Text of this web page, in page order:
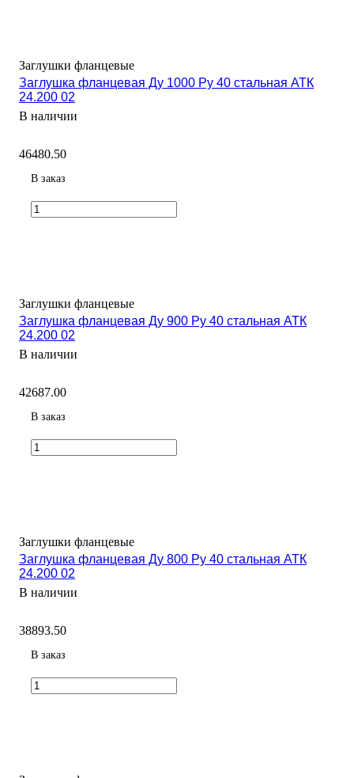
Заглушки фланцевые
Заглушка фланцевая Ду 1000 Ру 40 стальная АТК
24.200 02
В наличии
46480.50
В заказ
Заглушки фланцевые
Заглушка фланцевая Ду 900 Ру 40 стальная АТК
24.200 02
В наличии
42687.00
В заказ
Заглушки фланцевые
Заглушка фланцевая Ду 800 Ру 40 стальная АТК
24.200 02
В наличии
38893.50
В заказ